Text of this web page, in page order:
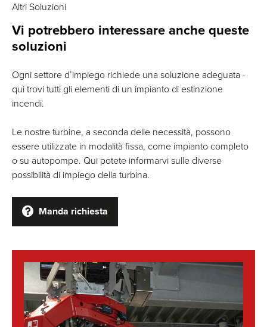
Vi potrebbero interessare anche queste
soluzioni
Altri Soluzioni
Ogni settore d’impiego richiede una soluzione adeguata -
qui trovi tutti gli elementi di un impianto di estinzione
incendi.
Le nostre turbine, a seconda delle necessità, possono
essere utilizzate in modalità fissa, come impianto completo
o su autopompe. Qui potete informarvi sulle diverse
possibilità di impiego della turbina.
Manda richiesta